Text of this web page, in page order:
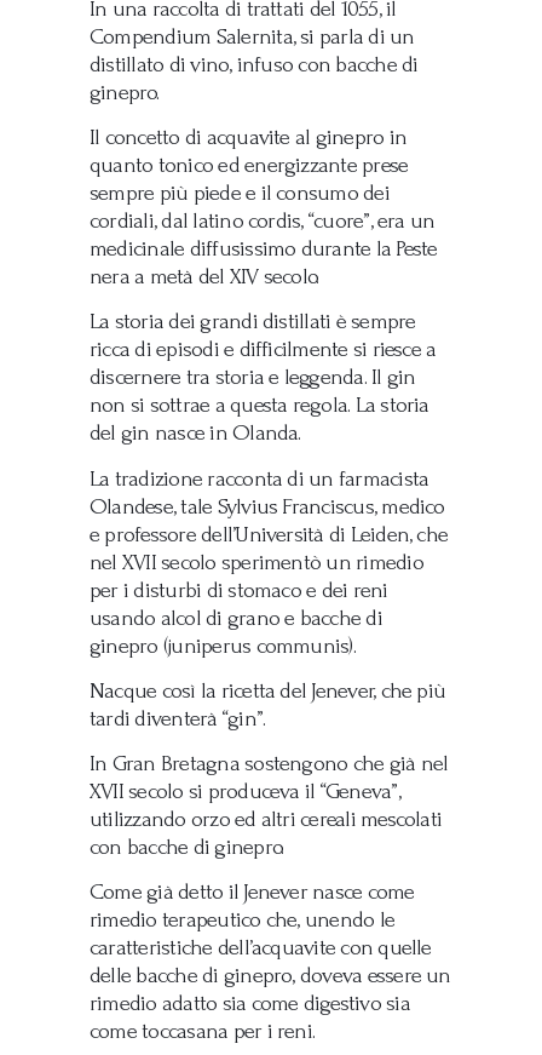
In una raccolta di trattati del 1055, il
Compendium Salernita, si parla di un
distillato di vino, infuso con bacche di
ginepro.
Il concetto di acquavite al ginepro in
quanto tonico ed energizzante prese
sempre più piede e il consumo dei
cordiali, dal latino cordis, “cuore”, era un
medicinale diffusissimo durante la Peste
nera a metà del XIV secolo.
La storia dei grandi distillati è sempre
ricca di episodi e difficilmente si riesce a
discernere tra storia e leggenda. Il gin
non si sottrae a questa regola. La storia
del gin nasce in Olanda.
La tradizione racconta di un farmacista
Olandese, tale Sylvius Franciscus, medico
e professore dell’Università di Leiden, che
nel XVII secolo sperimentò un rimedio
per i disturbi di stomaco e dei reni
usando alcol di grano e bacche di
ginepro (juniperus communis).
Nacque così la ricetta del Jenever, che più
tardi diventerà “gin”.
In Gran Bretagna sostengono che già nel
XVII secolo si produceva il “Geneva”,
utilizzando orzo ed altri cereali mescolati
con bacche di ginepro.
Come già detto il Jenever nasce come
rimedio terapeutico che, unendo le
caratteristiche dell’acquavite con quelle
delle bacche di ginepro, doveva essere un
rimedio adatto sia come digestivo sia
come toccasana per i reni.